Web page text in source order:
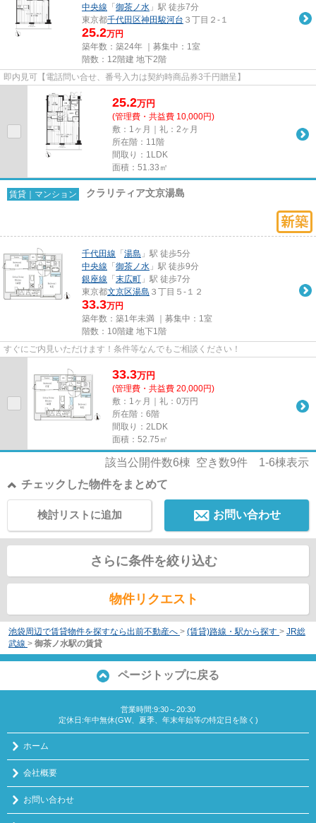
中央線 「 御茶ノ水 」駅 徒歩7分
東京都千代田区神田駿河台 ３丁目２-１
25.2万円
築年数：築24年 ｜募集中： 1室
階数：12階建 地下2階
即内見可【電話問い合せ、番号入力は契約時商品券3千円贈呈】
25.2万円
(管理費・共益費 10,000円)
敷：1ヶ月｜礼：2ヶ月
所在階：11階
間取り：1LDK
面積：51.33㎡
賃貸｜マンション クラリティア文京湯島
千代田線 「 湯島 」駅 徒歩5分
中央線 「 御茶ノ水 」駅 徒歩9分
銀座線 「 末広町 」駅 徒歩7分
東京都文京区湯島 ３丁目５-１２
33.3万円
築年数：築1年未満 ｜募集中： 1室
階数：10階建 地下1階
すぐにご内見いただけます！条件等なんでもご相談ください！
33.3万円
(管理費・共益費 20,000円)
敷：1ヶ月｜礼：0万円
所在階：6階
間取り：2LDK
面積：52.75㎡
該当公開件数6棟 空き数9件 1-6棟表示
チェックした物件をまとめて
お問い合わせ
検討リストに追加
さらに条件を絞り込む
物件リクエスト
池袋周辺で賃貸物件を探すなら出前不動産へ > (賃貸)路線・駅から探す > JR総
武線 > 御茶ノ水駅の賃貸
ページトップに戻る
営業時間:9:30～20:30
定休日:年中無休(GW、夏季、年末年始等の特定日を除く)
ホーム
会社概要
お問い合わせ